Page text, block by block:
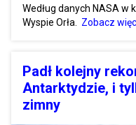
Według danych NASA w
Wyspie Orła. Zobacz
Padł kolejny
Antarktydzie, i
zimny